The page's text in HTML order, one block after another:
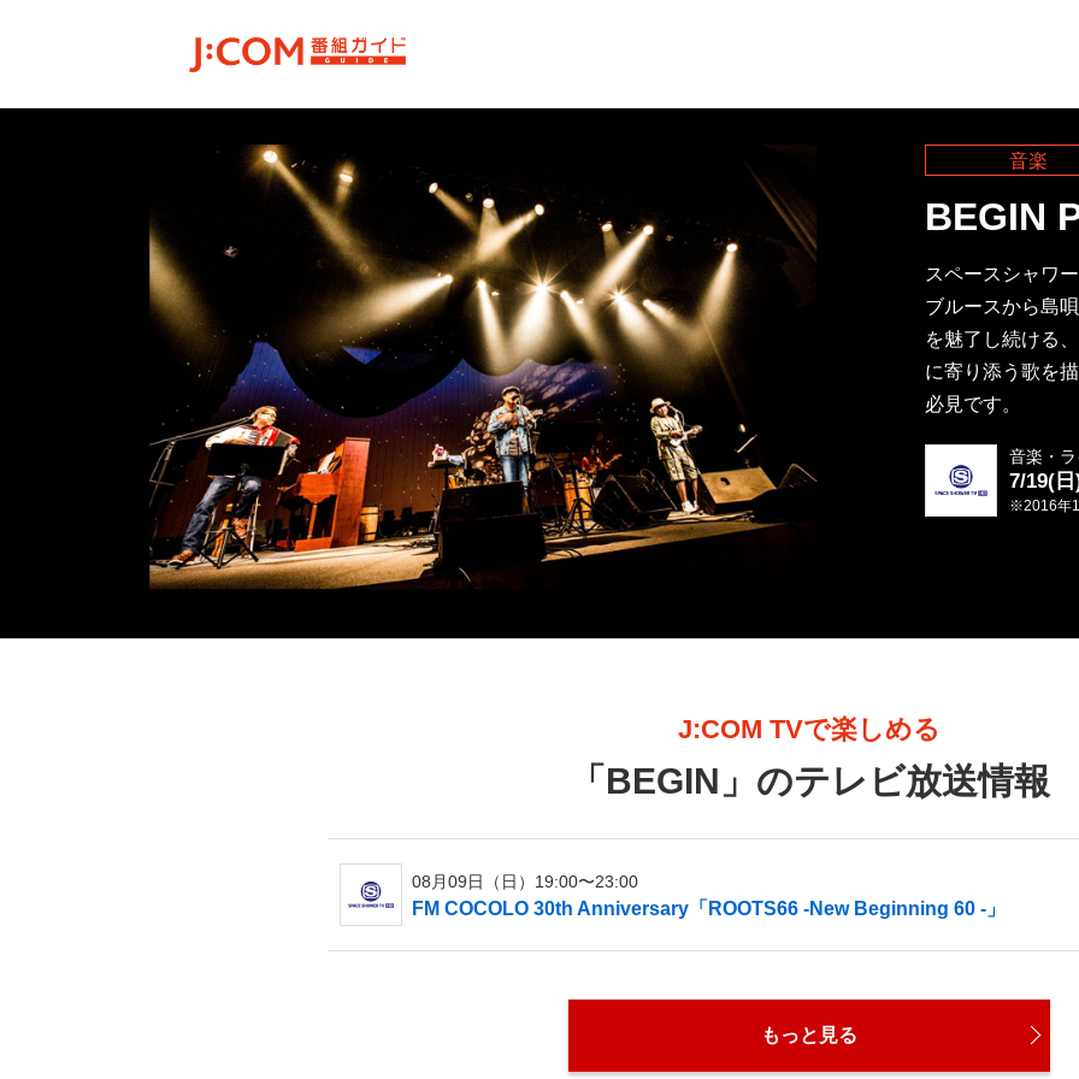
音楽
BEGIN
スペースシャワ
ブルースから島
を魅了し続ける
に寄り添う歌を
必見です。
音楽・
7/19(
※2016年
J:COM TVで楽しめる
「 BEGIN 」のテレビ放送情報
08月09日（日）19:00〜23:00
FM COCOLO 30th Anniversary「ROOTS66 -New Beginning 60 -」
もっと見る